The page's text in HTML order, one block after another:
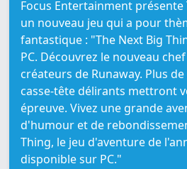
Focus Entertainment présente
un nouveau jeu qui a pour
fantastique : "The Next Big
PC. Découvrez le nouveau
créateurs de Runaway. Plus
casse-tête délirants mettront
épreuve. Vivez une grande
d'humour et de
Thing, le jeu d'aventure de
disponible sur PC."